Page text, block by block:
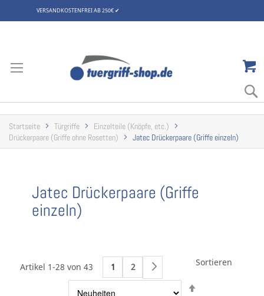
VERSANDKOSTENFREI AB 250€ ✔
springen
Startseite Türgriffe
Einzelteile (Knöpfe, etc.)
Drückerpaare (Griffe ohne Rosetten)
Jatec Drückerpaare (Griffe einzeln)
Jatec Drückerpaare (Griffe
einzeln)
Artikel 1-28 von 43 1 2
Sortieren